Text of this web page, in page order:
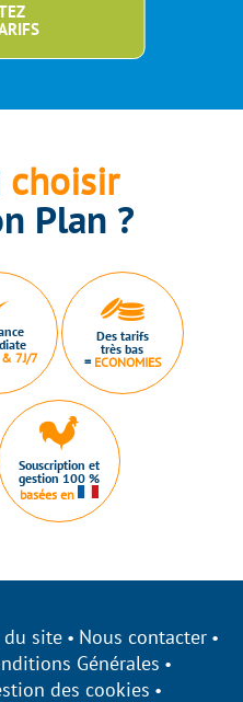
choisir
Plan ?
7J/7
Des tarifs
très bas
= ECONOMIES
Souscription et
gestion 100 %
basées en
du site
Nous contacter
Générales
des cookies